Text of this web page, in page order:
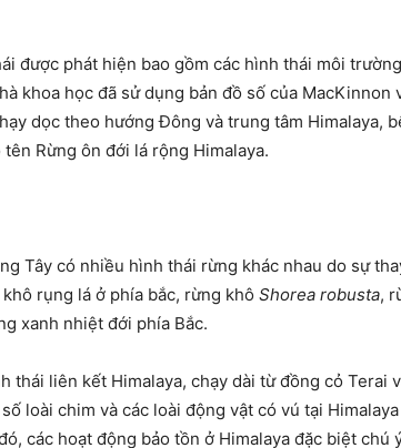
được phát hiện bao gồm các hình thái môi
khoa học đã sử dụng bản đồ số của MacKinnon
dọc theo hướng Đông và trung tâm Himalaya,
Rừng ôn đới lá rộng Himalaya.
Tây có nhiều hình thái rừng khác nhau do sự
rụng lá ở phía bắc, rừng khô Shorea robusta,
xanh nhiệt đới phía Bắc.
liên kết Himalaya, chạy dài từ đồng cỏ Terai
loài chim và các loài động vật có vú tại Himalaya
các hoạt động bảo tồn ở Himalaya đặc biệt